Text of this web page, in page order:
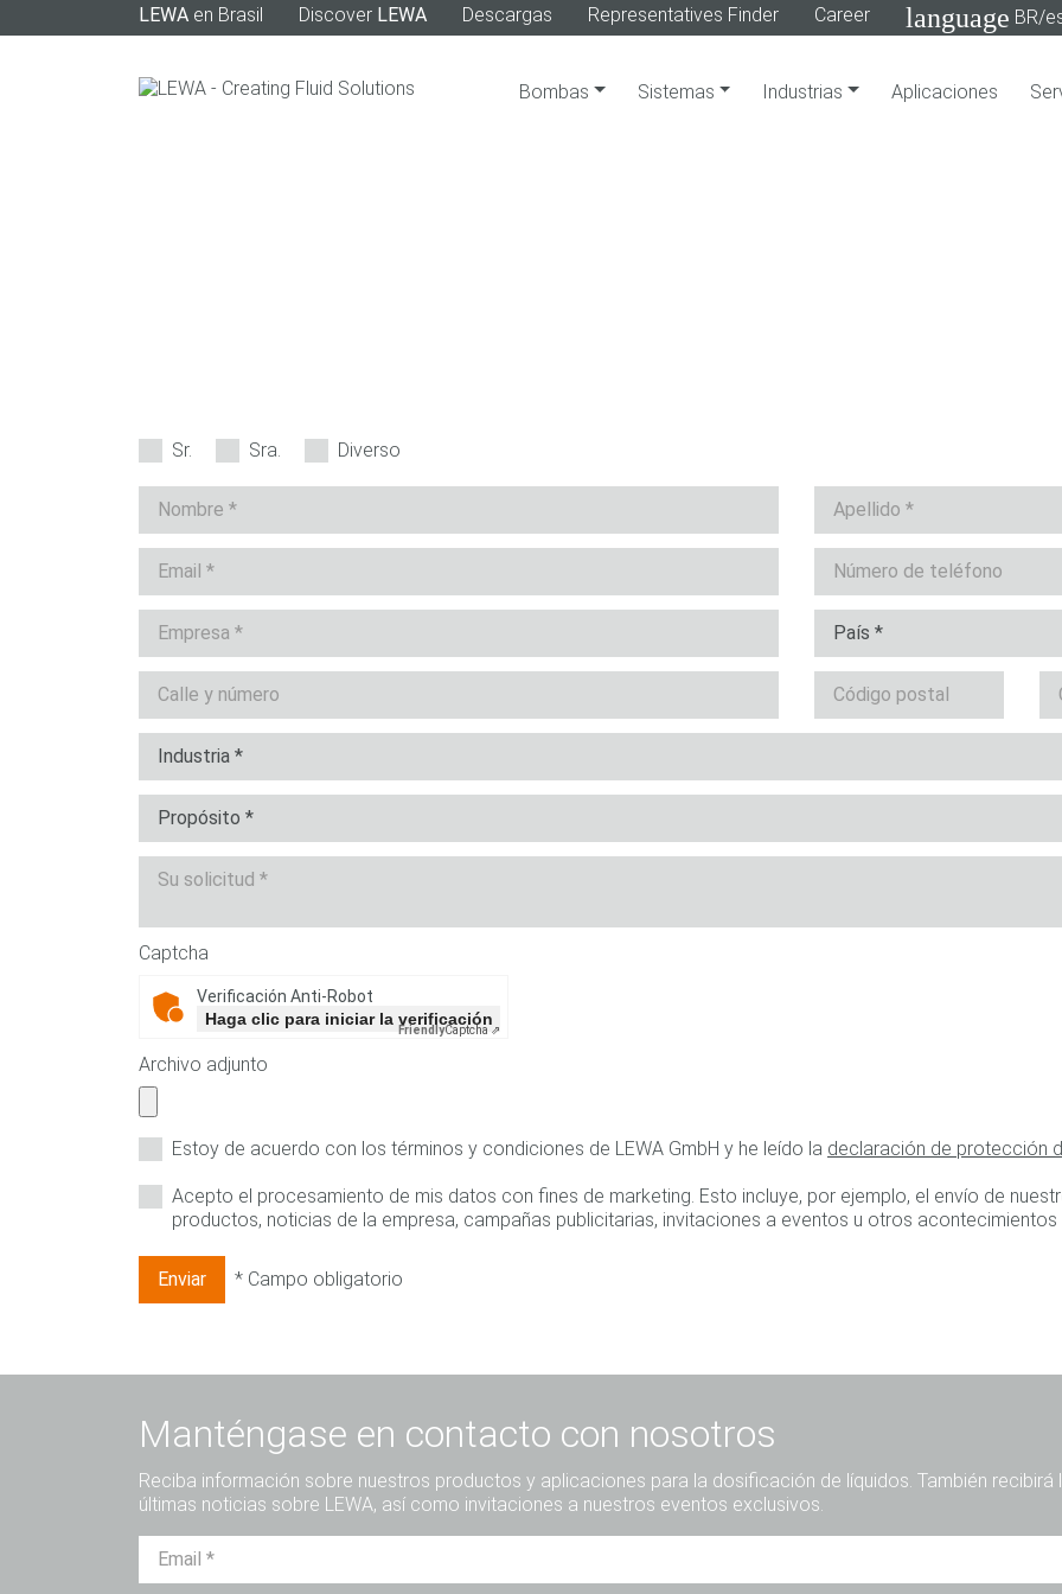
LEWA en Brasil Discover LEWA Descargas Representatives Finder Career language BR/
Bombas Sistemas Industrias Aplicaciones
Sr. Sra. Diverso
Captcha
Verificación Anti-Robot
Haga clic para iniciar la verificación
FriendlyCaptcha ⇗
Archivo adjunto
Estoy de acuerdo con los términos y condiciones de LEWA GmbH y he leído la declaración de protección
Acepto el procesamiento de mis datos con fines de marketing. Esto incluye, por ejemplo, el envío de
productos, noticias de la empresa, campañas publicitarias, invitaciones a eventos u otros
Enviar * Campo obligatorio
Manténgase en contacto con nosotros
Reciba información sobre nuestros productos y aplicaciones para la dosificación de líquidos. También recibirá
últimas noticias sobre LEWA, así como invitaciones a nuestros eventos exclusivos.